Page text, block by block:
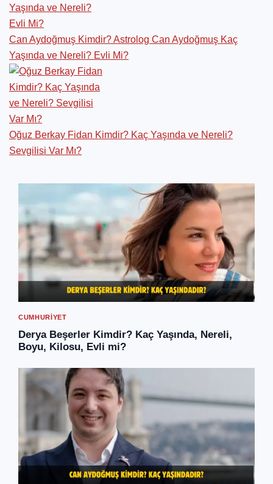
Can Aydoğmuş Kimdir? Astrolog Can Aydoğmuş Kaç
Yaşında ve Nereli? Evli Mi?
Oğuz Berkay Fidan Kimdir? Kaç Yaşında ve Nereli?
Sevgilisi Var Mı?
CUMHURIYET
Derya Beşerler Kimdir? Kaç Yaşında, Nereli,
Boyu, Kilosu, Evli mi?